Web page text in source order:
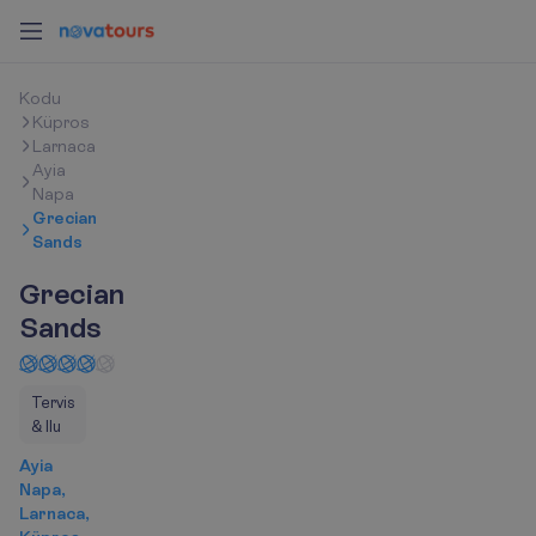
Kodu
Küpros
Larnaca
Ayia
Napa
Grecian
Sands
Grecian
Sands
Tervis
& Ilu
Ayia
Napa,
Larnaca,